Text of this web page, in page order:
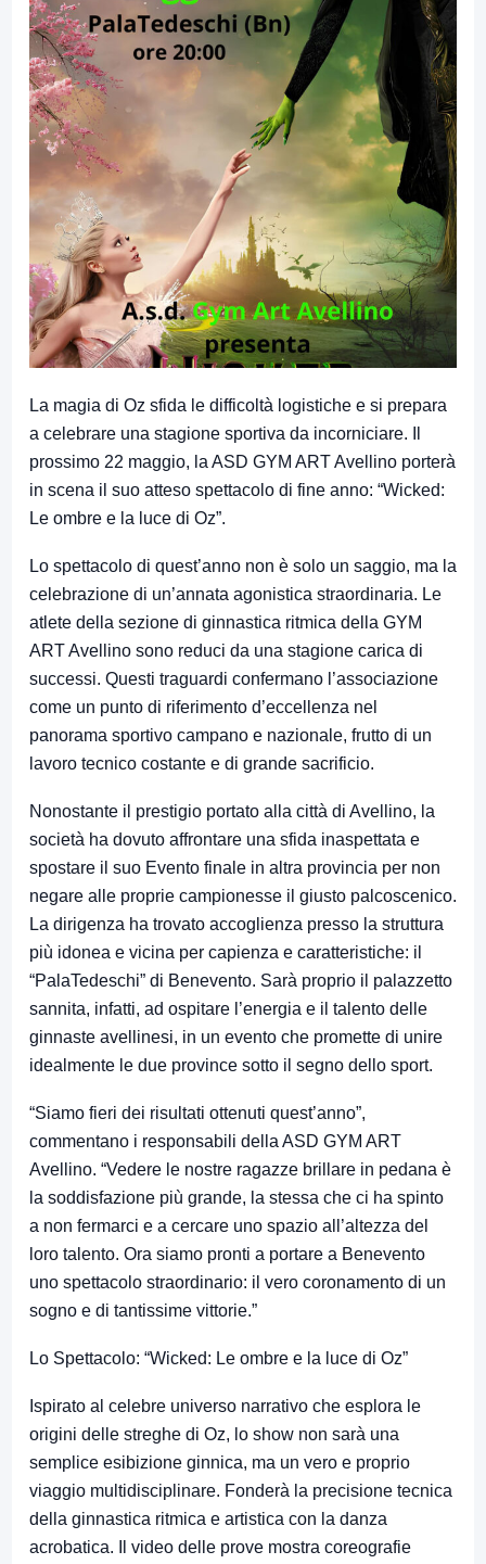
La magia di Oz sfida le difficoltà logistiche e si prepara
a celebrare una stagione sportiva da incorniciare. Il
prossimo 22 maggio, la ASD GYM ART Avellino porterà
in scena il suo atteso spettacolo di fine anno: “Wicked:
Le ombre e la luce di Oz”.
Lo spettacolo di quest’anno non è solo un saggio, ma la
celebrazione di un’annata agonistica straordinaria. Le
atlete della sezione di ginnastica ritmica della GYM
ART Avellino sono reduci da una stagione carica di
successi. Questi traguardi confermano l’associazione
come un punto di riferimento d’eccellenza nel
panorama sportivo campano e nazionale, frutto di un
lavoro tecnico costante e di grande sacrificio.
Nonostante il prestigio portato alla città di Avellino, la
società ha dovuto affrontare una sfida inaspettata e
spostare il suo Evento finale in altra provincia per non
negare alle proprie campionesse il giusto palcoscenico.
La dirigenza ha trovato accoglienza presso la struttura
più idonea e vicina per capienza e caratteristiche: il
“PalaTedeschi” di Benevento. Sarà proprio il palazzetto
sannita, infatti, ad ospitare l’energia e il talento delle
ginnaste avellinesi, in un evento che promette di unire
idealmente le due province sotto il segno dello sport.
“Siamo fieri dei risultati ottenuti quest’anno”,
commentano i responsabili della ASD GYM ART
Avellino. “Vedere le nostre ragazze brillare in pedana è
la soddisfazione più grande, la stessa che ci ha spinto
a non fermarci e a cercare uno spazio all’altezza del
loro talento. Ora siamo pronti a portare a Benevento
uno spettacolo straordinario: il vero coronamento di un
sogno e di tantissime vittorie.”
Lo Spettacolo: “Wicked: Le ombre e la luce di Oz”
Ispirato al celebre universo narrativo che esplora le
origini delle streghe di Oz, lo show non sarà una
semplice esibizione ginnica, ma un vero e proprio
viaggio multidisciplinare. Fonderà la precisione tecnica
della ginnastica ritmica e artistica con la danza
acrobatica. Il video delle prove mostra coreografie